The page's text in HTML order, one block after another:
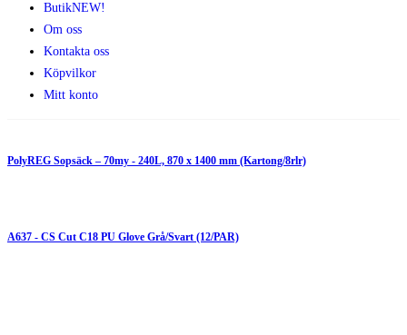
ButikNEW!
Om oss
Kontakta oss
Köpvilkor
Mitt konto
PolyREG Sopsäck – 70my - 240L, 870 x 1400 mm (Kartong/8rlr)
A637 - CS Cut C18 PU Glove Grå/Svart (12/PAR)